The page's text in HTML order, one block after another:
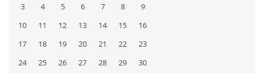
3
4 5 6 7 8
9
10
11 12 13 14 15
16
17
18 19 20 21 22
23
24
25 26 27 28 29
30